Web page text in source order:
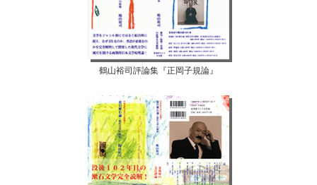
鶴山裕司評論集『正岡子規論』